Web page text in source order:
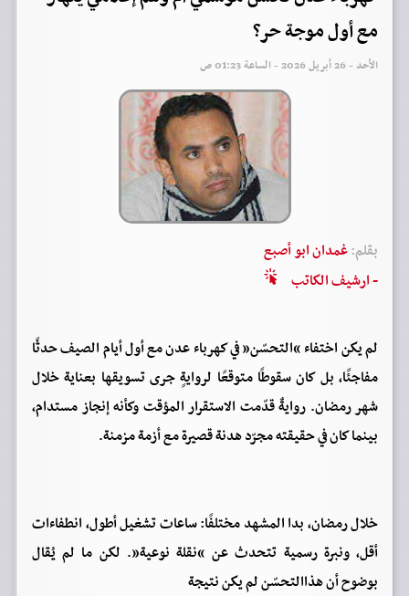
مع أول موجة حر؟
الأحد - 26 أبريل 2026 - الساعة 01:23 ص
بقلم:غمدان ابو أصبع
- ارشيف الكاتب
لم يكن اختفاء “التحسّن” في كهرباء عدن مع أول أيام الصيف حدثًا
مفاجئًا، بل كان سقوطًا متوقعًا لروايةٍ جرى تسويقها بعناية خلال
شهر رمضان. روايةٌ قدّمت الاستقرار المؤقت وكأنه إنجاز مستدام،
بينما كان في حقيقته مجرّد هدنة قصيرة مع أزمة مزمنة.
خلال رمضان، بدا المشهد مختلفًا: ساعات تشغيل أطول، انطفاءات
أقل، ونبرة رسمية تتحدث عن “نقلة نوعية”. لكن ما لم يُقال
بوضوح أن هذاالتحسّن لم يكن نتيجة